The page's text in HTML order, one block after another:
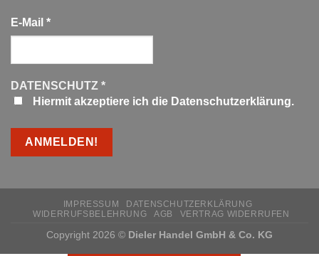
E-Mail *
DATENSCHUTZ *
Hiermit akzeptiere ich die Datenschutzerklärung.
IMPRESSUM
DATENSCHUTZERKLÄRUNG
WIDERRUFSBELEHRUNG
AGB VERTRAG WIDERRUFEN
Copyright 2026 © Dieler Handel GmbH & Co. KG